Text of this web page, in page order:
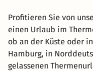
Profitieren Sie von
einen Urlaub im
ob an der Küste oder
Hamburg, in
gelassenen